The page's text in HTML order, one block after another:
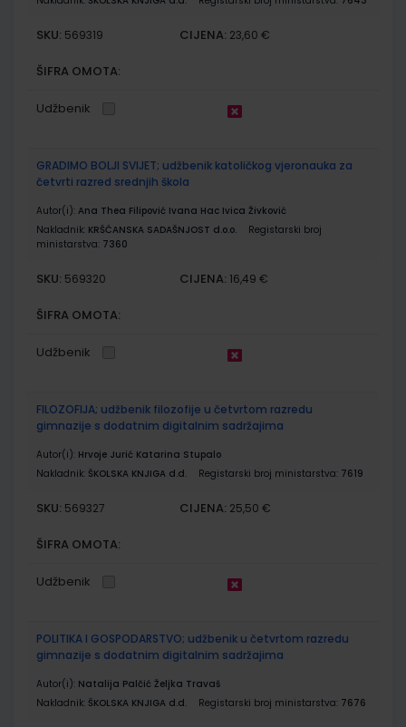
SKU: 569319 CIJENA: 23,60 €
ŠIFRA OMOTA:
Udžbenik
GRADIMO BOLJI SVIJET; udžbenik katoličkog vjeronauka za
četvrti razred srednjih škola
Autor(i): Ana Thea Filipović Ivana Hac Ivica Živković
Nakladnik: KRŠĆANSKA SADAŠNJOST d.o.o.
Registarski broj
ministarstva: 7360
SKU: 569320 CIJENA: 16,49 €
ŠIFRA OMOTA:
Udžbenik
FILOZOFIJA; udžbenik filozofije u četvrtom razredu
gimnazije s dodatnim digitalnim sadržajima
Autor(i): Hrvoje Jurić Katarina Stupalo
Nakladnik: ŠKOLSKA KNJIGA d.d. Registarski broj ministarstva: 7619
SKU: 569327 CIJENA: 25,50 €
ŠIFRA OMOTA:
Udžbenik
POLITIKA I GOSPODARSTVO; udžbenik u četvrtom razredu
gimnazije s dodatnim digitalnim sadržajima
Autor(i): Natalija Palčić Željka Travaš
Nakladnik: ŠKOLSKA KNJIGA d.d. Registarski broj ministarstva: 7676